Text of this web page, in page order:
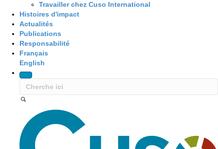
Travailler chez Cuso International
Histoires d'impact
Actualités
Publications
Responsabilité
Français
English
Site Navigation